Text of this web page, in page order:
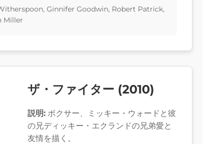
Ginnifer Goodwin, Robert Patrick,
Miller
ザ・ファイター (2010)
説明: ボクサー、ミッキー・ウォードと彼
の兄ディッキー・エクランドの兄弟愛と
友情を描く。